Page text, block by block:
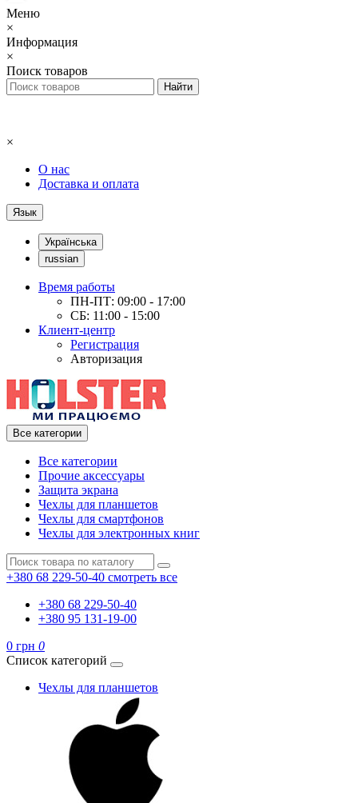
Меню
×
Информация
×
Поиск товаров
×
О нас
Доставка и оплата
Язык
Українська
russian
Время работы
ПН-ПТ: 09:00 - 17:00
СБ: 11:00 - 15:00
Клиент-центр
Регистрация
Авторизация
Все категории
Все категории
Прочие аксессуары
Защита экрана
Чехлы для планшетов
Чехлы для смартфонов
Чехлы для электронных книг
+380 68 229-50-40 смотреть все
+380 68 229-50-40
+380 95 131-19-00
0 грн 0
Список категорий
Чехлы для планшетов